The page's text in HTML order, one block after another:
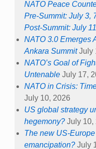
NATO Peace
Pre-Summit: July 3,
Post-Summit: July
NATO 3.0 Emerges
Ankara Summit July
NATO’s Goal of
Untenable July 17,
NATO in Crisis:
July 10, 2026
US global strategy
hegemony? July 10,
The new US-
emancipation? July